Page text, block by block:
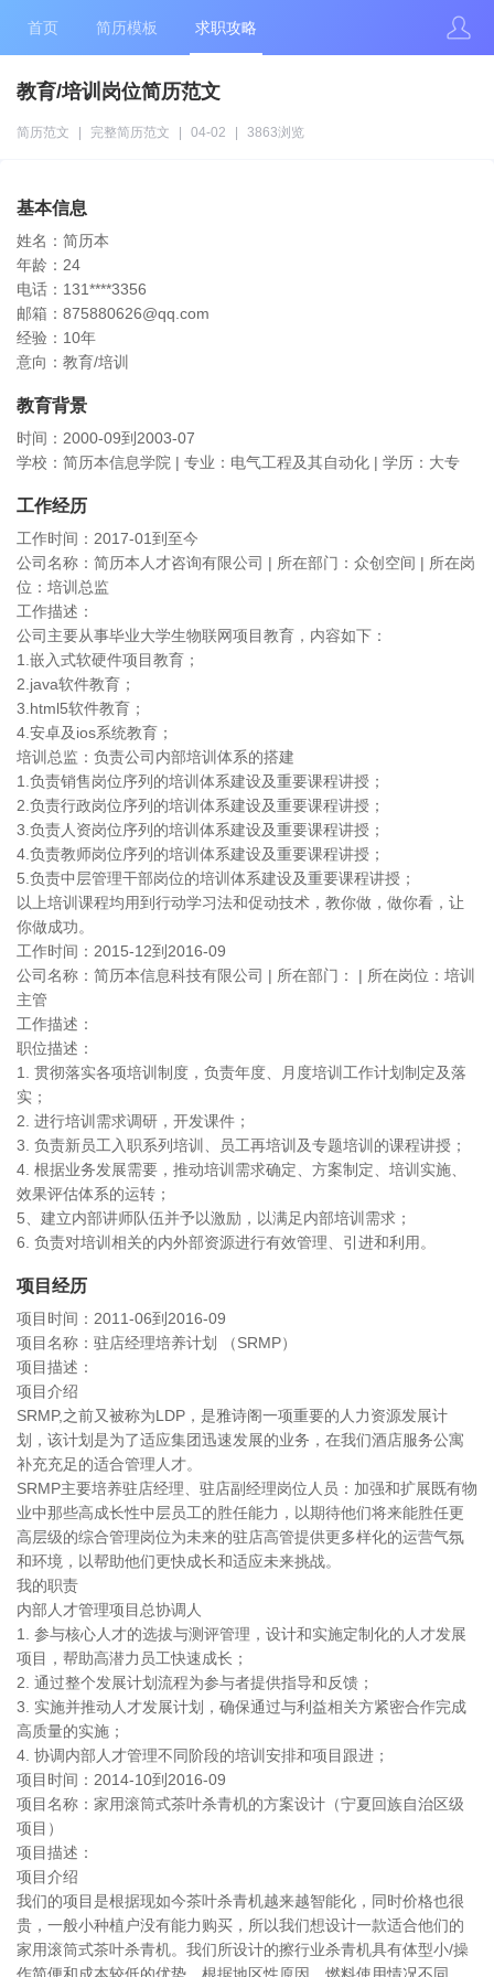
首页 简历模板 求职攻略
教育/培训岗位简历范文
简历范文 完整简历范文 04-02 3863浏览
基本信息
姓名：简历本
年龄：24
电话：131****3356
邮箱：875880626@qq.com
经验：10年
意向：教育/培训
教育背景
时间：2000-09到2003-07
学校：简历本信息学院 | 专业：电气工程及其自动化 | 学历：大专
工作经历
工作时间：2017-01到至今
公司名称：简历本人才咨询有限公司 | 所在部门：众创空间 | 所在岗
位：培训总监
工作描述：
公司主要从事毕业大学生物联网项目教育，内容如下：
1.嵌入式软硬件项目教育；
2.java软件教育；
3.html5软件教育；
4.安卓及ios系统教育；
培训总监：负责公司内部培训体系的搭建
1.负责销售岗位序列的培训体系建设及重要课程讲授；
2.负责行政岗位序列的培训体系建设及重要课程讲授；
3.负责人资岗位序列的培训体系建设及重要课程讲授；
4.负责教师岗位序列的培训体系建设及重要课程讲授；
5.负责中层管理干部岗位的培训体系建设及重要课程讲授；
以上培训课程均用到行动学习法和促动技术，教你做，做你看，让
你做成功。
工作时间：2015-12到2016-09
公司名称：简历本信息科技有限公司 | 所在部门： | 所在岗位：培训
主管
工作描述：
职位描述：
1. 贯彻落实各项培训制度，负责年度、月度培训工作计划制定及落
实；
2. 进行培训需求调研，开发课件；
3. 负责新员工入职系列培训、员工再培训及专题培训的课程讲授；
4. 根据业务发展需要，推动培训需求确定、方案制定、培训实施、
效果评估体系的运转；
5、建立内部讲师队伍并予以激励，以满足内部培训需求；
6. 负责对培训相关的内外部资源进行有效管理、引进和利用。
项目经历
项目时间：2011-06到2016-09
项目名称：驻店经理培养计划 （SRMP）
项目描述：
项目介绍
SRMP,之前又被称为LDP，是雅诗阁一项重要的人力资源发展计
划，该计划是为了适应集团迅速发展的业务，在我们酒店服务公寓
补充充足的适合管理人才。
SRMP主要培养驻店经理、驻店副经理岗位人员：加强和扩展既有物
业中那些高成长性中层员工的胜任能力，以期待他们将来能胜任更
高层级的综合管理岗位为未来的驻店高管提供更多样化的运营气氛
和环境，以帮助他们更快成长和适应未来挑战。
我的职责
内部人才管理项目总协调人
1. 参与核心人才的选拔与测评管理，设计和实施定制化的人才发展
项目，帮助高潜力员工快速成长；
2. 通过整个发展计划流程为参与者提供指导和反馈；
3. 实施并推动人才发展计划，确保通过与利益相关方紧密合作完成
高质量的实施；
4. 协调内部人才管理不同阶段的培训安排和项目跟进；
项目时间：2014-10到2016-09
项目名称：家用滚筒式茶叶杀青机的方案设计（宁夏回族自治区级
项目）
项目描述：
项目介绍
我们的项目是根据现如今茶叶杀青机越来越智能化，同时价格也很
贵，一般小种植户没有能力购买，所以我们想设计一款适合他们的
家用滚筒式茶叶杀青机。我们所设计的擦行业杀青机具有体型小/操